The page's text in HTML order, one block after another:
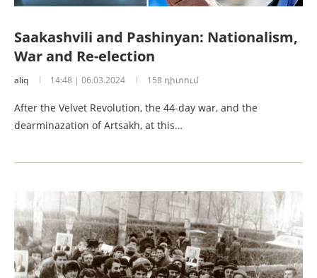
Saakashvili and Pashinyan: Nationalism,
War and Re-election
aliq 14:48 | 06.03.2024 158 դիտում
After the Velvet Revolution, the 44-day war, and the
dearminazation of Artsakh, at this…